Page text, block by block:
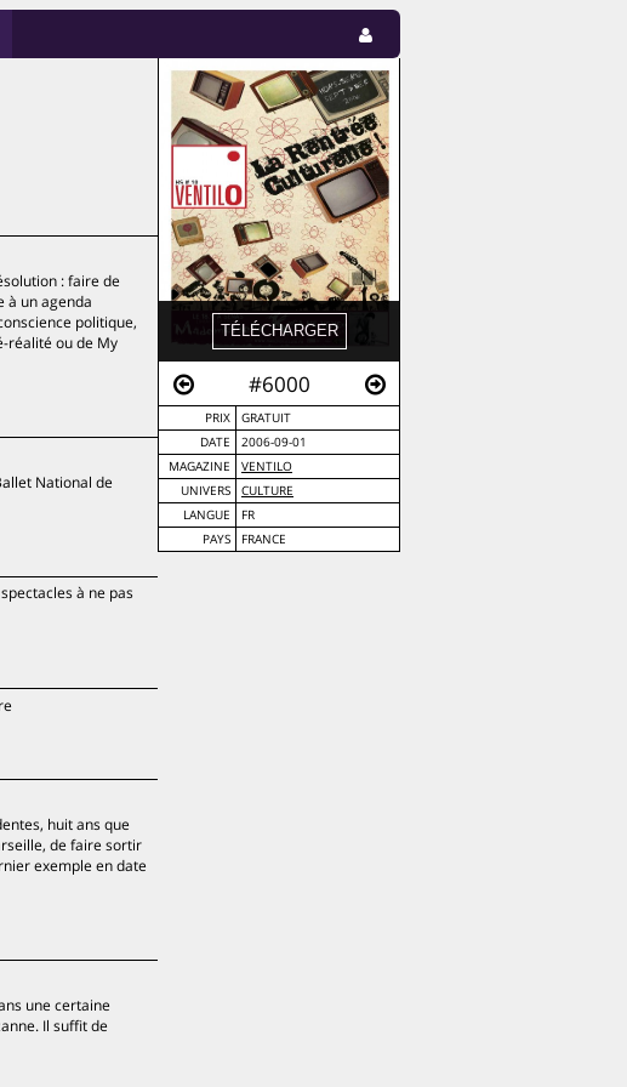
#6000
PRIX
GRATUIT
DATE
2006-09-01
MAGAZINE
VENTILO
UNIVERS
CULTURE
LANGUE
FR
PAYS
FRANCE
: faire de
à un agenda
politique,
réalité ou de My
National de
à ne pas
huit ans que
de faire sortir
exemple en date
une certaine
Il suffit de